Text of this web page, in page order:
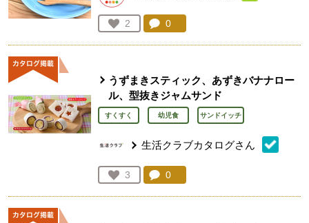
お気に入り登録：
2
人が登録
コメント：
0
うずまきスティック、あずきバナナロー
ル、型抜きジャムサンド
すくすく 幼児食 サンドイッチ
生活クラブカタログさん
お気に入り登録：
3
人が登録
コメント：
0